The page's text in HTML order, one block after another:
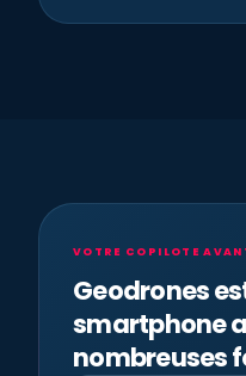
VOTRE COPILOTE
Geodrones
smartphone
nombreuses